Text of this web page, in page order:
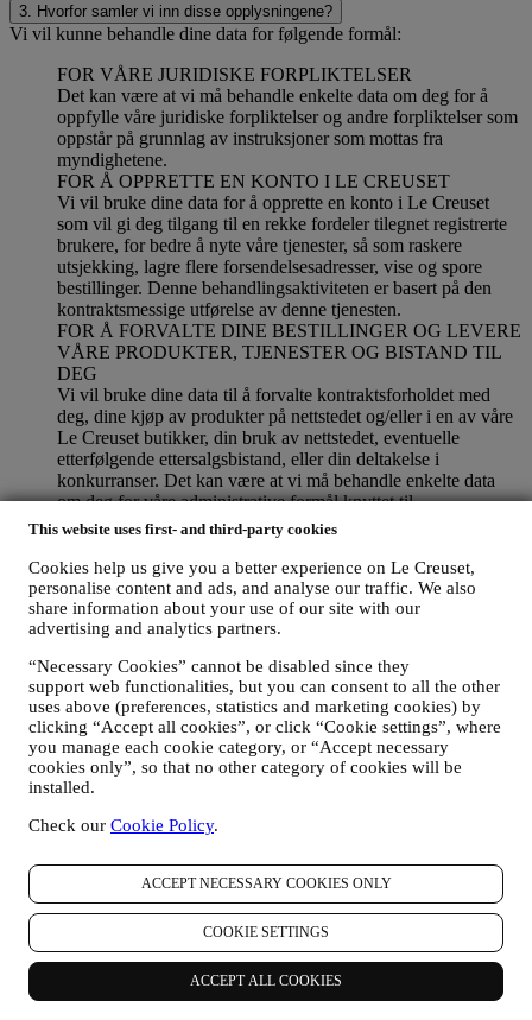
This website uses first- and third-party cookies
Cookies help us give you a better experience on Le Creuset,
personalise content and ads, and analyse our traffic. We also
share information about your use of our site with our
advertising and analytics partners.
“Necessary Cookies” cannot be disabled since they
support web functionalities, but you can consent to all the other
uses above (preferences, statistics and marketing cookies) by
clicking “Accept all cookies”, or click “Cookie settings”, where
you manage each cookie category, or “Accept necessary
cookies only”, so that no other category of cookies will be
installed.
Check our Cookie Policy.
ACCEPT NECESSARY COOKIES ONLY
COOKIE SETTINGS
ACCEPT ALL COOKIES
3. Hvorfor samler vi inn disse opplysningene?
Vi vil kunne behandle dine data for følgende formål:
FOR VÅRE JURIDISKE FORPLIKTELSER
Det kan være at vi må behandle enkelte data om deg for å
oppfylle våre juridiske forpliktelser og andre forpliktelser som
oppstår på grunnlag av instruksjoner som mottas fra
myndighetene.
FOR Å OPPRETTE EN KONTO I LE CREUSET
Vi vil bruke dine data for å opprette en konto i Le Creuset
som vil gi deg tilgang til en rekke fordeler tilegnet registrerte
brukere, for bedre å nyte våre tjenester, så som raskere
utsjekking, lagre flere forsendelsesadresser, vise og spore
bestillinger. Denne behandlingsaktiviteten er basert på den
kontraktsmessige utførelse av denne tjenesten.
FOR Å FORVALTE DINE BESTILLINGER OG LEVERE
VÅRE PRODUKTER, TJENESTER OG BISTAND TIL
DEG
Vi vil bruke dine data til å forvalte kontraktsforholdet med
deg, dine kjøp av produkter på nettstedet og/eller i en av våre
Le Creuset butikker, din bruk av nettstedet, eventuelle
etterfølgende ettersalgsbistand, eller din deltakelse i
konkurranser. Det kan være at vi må behandle enkelte data
om deg for våre administrative formål knyttet til
kontraktsforholdet med deg inkludert regnskapsføring,
regningsutskriving og revisjon, verifisering av betalingskort,
bedrageri-screening, trygghet, sikkerhet, systemtesting,
vedlikehold, og statistisk analyse, osv. Av og til kan vi ha
behov for å kontakte deg av administrative eller driftsmessige
grunner. For eksempel, for å sende deg bekreftelse på ditt
forespørsler som sendes gjennom våre nettstedsskjemaer eller
andre kanaler. Denne behandlingsaktiviteten er basert på den
kontraktsmessige utførelse av våre e-handelstjenester.
FOR Å INFORMERE DEG OM NYHETER ELLER
TILBUD PÅ LE CREUSET-PRODUKTER
Dersom du har samtykket til det (for eksempel ved å abonnere
vil vi sende deg markedsføringsmateriell og nyheter om
konsernet datterselskaper og lokale partnere, også avhengig
av dine preferanser. Vi vil kontakte deg på e-post, med
tekstmeldinger eller via sosiale medier, men også ved hjelp av
automatiserte metoder. Slik kommunikasjon vil omhandle Le
Creusets produkter eller åpning av nye butikker, eksklusive
arrangementer, konkurranser, undersøkelser, demonstrasjoner